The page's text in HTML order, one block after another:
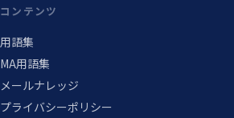
コンテンツ
用語集
MA用語集
メールナレッジ
プライバシーポリシー